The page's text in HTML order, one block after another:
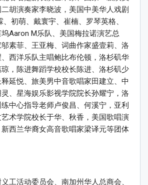
胡演奏家李晓波，美国中美华人戏剧
初萌、戴寰宇、崔楠、罗琴英格、
Aaron M乐队、美国梅拉诺演艺总
素菲、王亚梅、词曲作家盛壹莉、洛
西洋乐队主唱鲍比布伦顿，洛杉矶华
，陈进舞蹈学校校长陈进、洛杉矶少
延悦、旅美男中音歌唱家田建立、中
、星海娱乐影视学院院长孙耀宁，洛
中心指导老师卢俊昌、何溪宁，亚利
术学院校长于华、秋香，美国歌唱演
西兰华裔女高音歌唱家梁译元等团体
工活动委员会、南加州华人总商会、